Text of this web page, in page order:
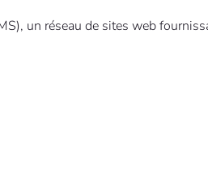
un réseau de sites web